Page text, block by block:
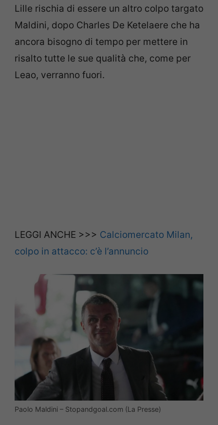
Lille rischia di essere un altro colpo targato
Maldini, dopo Charles De Ketelaere che ha
ancora bisogno di tempo per mettere in
risalto tutte le sue qualità che, come per
Leao, verranno fuori.
LEGGI ANCHE >>> Calciomercato Milan,
colpo in attacco: c’è l’annuncio
Paolo Maldini – Stopandgoal.com (La Presse)